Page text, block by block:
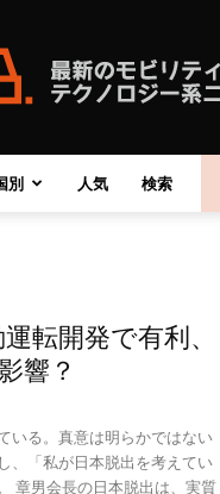
自
動
別 人気 検索
転開発で有利、
響？
いる。真意は明らかではない
、「私が日本脱出を考えてい
章男会長の日本脱出は、実質